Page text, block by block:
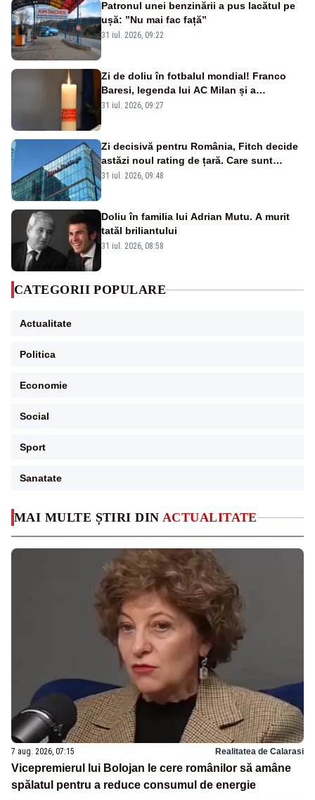
MAI MULTE ȘTIRI DIN ACTUALITATE
7 aug. 2026, 07:15 Realitatea de Calarasi
Vicepremierul lui Bolojan le cere românilor să amâne
spălatul pentru a reduce consumul de energie
Patronul unei benzinării a pus lacătul pe
ușă: ”Nu mai fac față”
31 iul. 2026, 09:22
Zi de doliu în fotbalul mondial! Franco
Baresi, legenda lui AC Milan și a
naționalei Italiei, a murit
31 iul. 2026, 09:27
Zi decisivă pentru România, Fitch decide
astăzi noul rating de țară. Care sunt
efectele retrogradării la categoria „junk”
31 iul. 2026, 09:48
Doliu în familia lui Adrian Mutu. A murit
tatăl briliantului
31 iul. 2026, 08:58
CATEGORII POPULARE
Actualitate
Politica
Economie
Social
Sport
Sanatate